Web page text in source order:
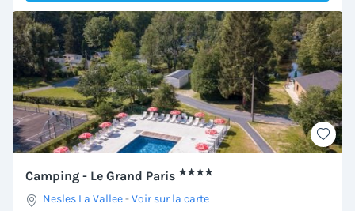
Camping - Le Grand Paris ★★★★
Nesles La Vallee-Voir sur la carte